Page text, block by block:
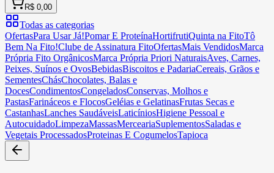
R$ 0,00
Todas as categorias
OfertasPara Usar Já!Pomar E ProteínaHortifrutiQuinta na FitoTô
Bem Na Fito!Clube de Assinatura FitoOfertasMais VendidosMarca
Própria Fito OrgânicosMarca Própria Priori NaturaisAves, Carnes,
Peixes, Suínos e OvosBebidasBiscoitos e PadariaCereais, Grãos e
SementesChásChocolates, Balas e
DocesCondimentosCongeladosConservas, Molhos e
PastasFarináceos e FlocosGeléias e GelatinasFrutas Secas e
CastanhasLanches SaudáveisLaticíniosHigiene Pessoal e
AutocuidadoLimpezaMassasMerceariaSuplementosSaladas e
Vegetais ProcessadosProteinas E CogumelosTapioca